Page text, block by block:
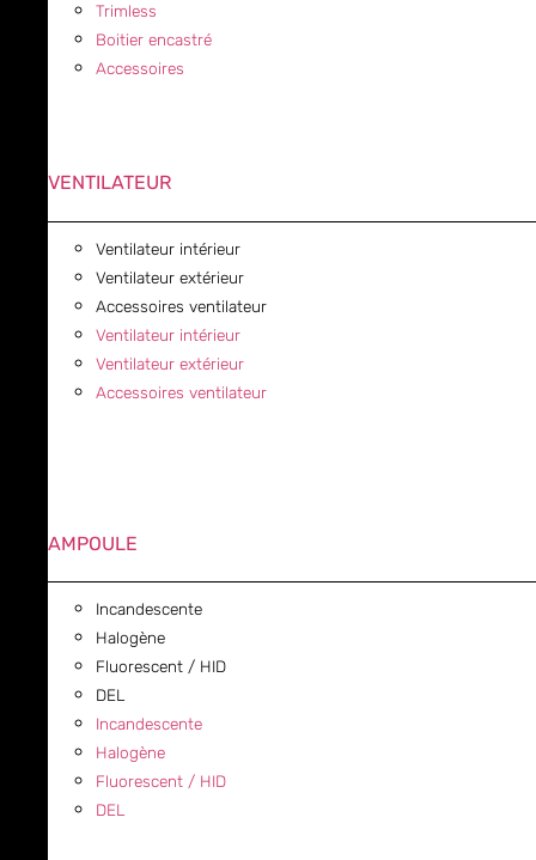
Trimless
Boitier encastré
Accessoires
VENTILATEUR
Ventilateur intérieur
Ventilateur extérieur
Accessoires ventilateur
Ventilateur intérieur
Ventilateur extérieur
Accessoires ventilateur
AMPOULE
Incandescente
Halogène
Fluorescent / HID
DEL
Incandescente
Halogène
Fluorescent / HID
DEL